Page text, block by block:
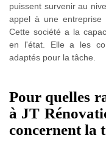
puissent survenir au
appel à une entreprise
Cette société a la
en l'état. Elle a les
adaptés pour la tâche.
Pour quelles
à JT
concernent la